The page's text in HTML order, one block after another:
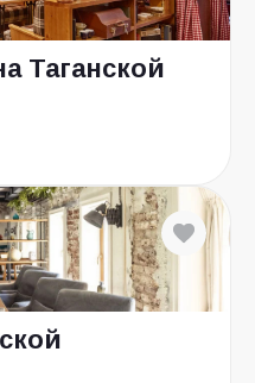
Таганской